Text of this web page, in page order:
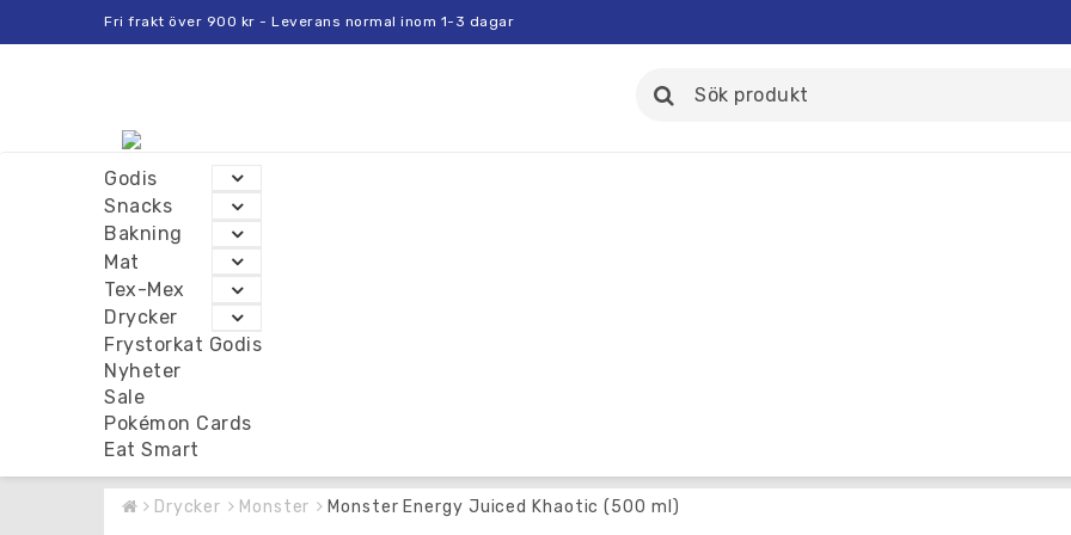
Fri frakt över 900 kr - Leverans normal inom 1-3 dagar
Godis
Snacks
Bakning
Mat
Tex-Mex
Drycker
Frystorkat Godis
Nyheter
Sale
Pokémon Cards
Eat Smart
Drycker Monster Monster Energy Juiced Khaotic (500 ml)